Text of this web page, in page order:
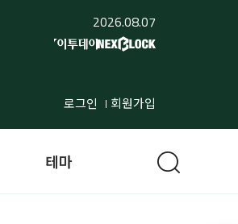
2026.08.07
로그인 회원가입
테마